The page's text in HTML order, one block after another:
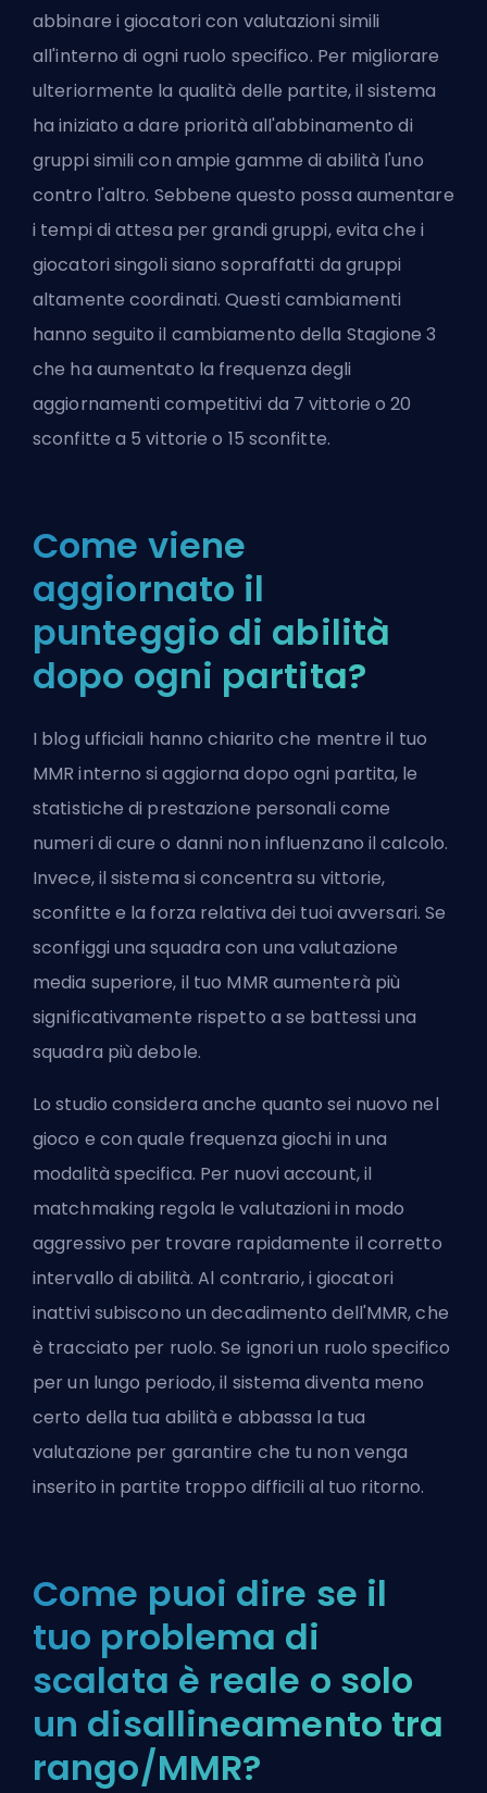
abbinare i giocatori con valutazioni simili
all'interno di ogni ruolo specifico. Per migliorare
ulteriormente la qualità delle partite, il sistema
ha iniziato a dare priorità all'abbinamento di
gruppi simili con ampie gamme di abilità l'uno
contro l'altro. Sebbene questo possa aumentare
i tempi di attesa per grandi gruppi, evita che i
giocatori singoli siano sopraffatti da gruppi
altamente coordinati. Questi cambiamenti
hanno seguito il cambiamento della Stagione 3
che ha aumentato la frequenza degli
aggiornamenti competitivi da 7 vittorie o 20
sconfitte a 5 vittorie o 15 sconfitte.
Come viene
aggiornato il
punteggio di abilità
dopo ogni partita?
I blog ufficiali hanno chiarito che mentre il tuo
MMR interno si aggiorna dopo ogni partita, le
statistiche di prestazione personali come
numeri di cure o danni non influenzano il calcolo.
Invece, il sistema si concentra su vittorie,
sconfitte e la forza relativa dei tuoi avversari. Se
sconfiggi una squadra con una valutazione
media superiore, il tuo MMR aumenterà più
significativamente rispetto a se battessi una
squadra più debole.
Lo studio considera anche quanto sei nuovo nel
gioco e con quale frequenza giochi in una
modalità specifica. Per nuovi account, il
matchmaking regola le valutazioni in modo
aggressivo per trovare rapidamente il corretto
intervallo di abilità. Al contrario, i giocatori
inattivi subiscono un decadimento dell'MMR, che
è tracciato per ruolo. Se ignori un ruolo specifico
per un lungo periodo, il sistema diventa meno
certo della tua abilità e abbassa la tua
valutazione per garantire che tu non venga
inserito in partite troppo difficili al tuo ritorno.
Come puoi dire se il
tuo problema di
scalata è reale o solo
un disallineamento tra
rango/MMR?